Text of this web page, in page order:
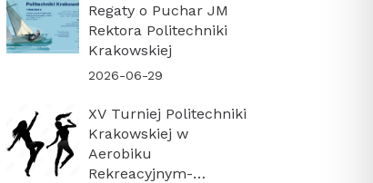
Regaty o Puchar JM
Rektora Politechniki
Krakowskiej
2026-06-29
XV Turniej Politechniki
Krakowskiej w
Aerobiku
Rekreacyjnym-